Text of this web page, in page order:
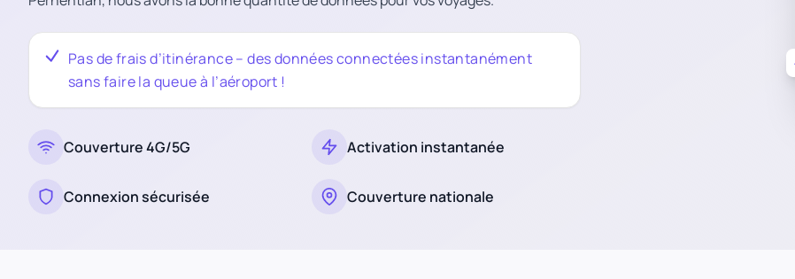
Pas de frais d’itinérance – des données connectées instantanément
sans faire la queue à l’aéroport !
Couverture 4G/5G Activation instantanée
Connexion sécurisée Couverture nationale